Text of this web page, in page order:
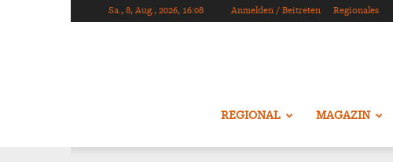
Sa., 8, Aug., 2026, 16:08 Anmelden / Beitreten Regionales
REGIONAL MAGAZIN